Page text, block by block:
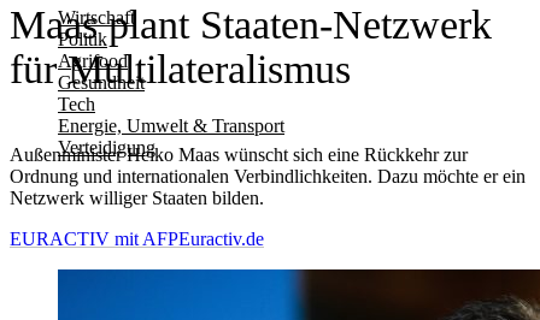
Wirtschaft
Politik
Agrifood
Gesundheit
Tech
Energie, Umwelt & Transport
Verteidigung
Maas plant Staaten-Netzwerk
für Multilateralismus
Außenminister Heiko Maas wünscht sich eine Rückkehr zur
Ordnung und internationalen Verbindlichkeiten. Dazu möchte er ein
Netzwerk williger Staaten bilden.
EURACTIV mit AFPEuractiv.de